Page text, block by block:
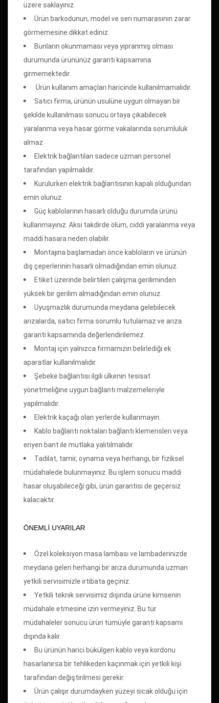
üzere saklayınız.
Ürün barkodunun, model ve seri numarasının zarar
görmemesine dikkat ediniz.
Bunların okunmaması veya yıpranmış olması
durumunda ürününüz garanti kapsamına
girmemektedir.
Ürün kullanım amaçları haricinde kullanılmamalıdır.
Satıcı firma, ürünün usulüne uygun olmayan bir
şekilde kullanılması sonucu ortaya çıkabilecek
yaralanma veya hasar görme vakalarında sorumluluk
almaz
Elektrik bağlantıları sadece uzman personel
tarafından yapılmalıdır.
Kurulurken elektrik bağlantısının kapalı olduğundan
emin olunuz.
Güç kablolarının hasarlı olduğu durumda ürünü
kullanmayınız. Aksi takdirde ölüm, ciddi yaralanma veya
maddi hasara neden olabilir.
Montajına başlamadan önce kabloların ve ürünün
dış çeperlerinin hasarlı olmadığından emin olunuz.
Etiket üzerinde belirtilen çalışma geriliminden
yüksek bir gerilim almadığından emin olunuz.
Uyuşmazlık durumunda meydana gelebilecek
arızalarda, satıcı firma sorumlu tutulamaz ve arıza
garanti kapsamında değerlendirilemez.
Montaj için yalnızca firmamızın belirlediği ek
aparatlar kullanılmalıdır.
Şebeke bağlantısı ilgili ülkenin tesisat
yönetmeliğine uygun bağlantı malzemeleriyle
yapılmalıdır.
Elektrik kaçağı olan yerlerde kullanmayın.
Kablo bağlantı noktaları bağlantı klemensleri veya
eriyen bant ile mutlaka yalıtılmalıdır.
Tadilat, tamir, oynama veya herhangi, bir fiziksel
müdahalede bulunmayınız. Bu işlem sonucu maddi
hasar oluşabileceği gibi, ürün garantisi de geçersiz
kalacaktır.
ÖNEMLİ UYARILAR
Özel koleksiyon masa lambası ve lambaderinizde
meydana gelen herhangi bir arıza durumunda uzman
yetkili servisimizle irtibata geçiniz.
Yetkili teknik servisimiz dışında ürüne kimsenin
müdahale etmesine izin vermeyiniz. Bu tür
müdahaleler sonucu ürün tümüyle garanti kapsamı
dışında kalır.
Bu ürünün harici bükülgen kablo veya kordonu
hasarlanırsa bir tehlikeden kaçınmak için yetkili kişi
tarafından değiştirilmesi gerekir.
Ürün çalışır durumdayken yüzeyi sıcak olduğu için